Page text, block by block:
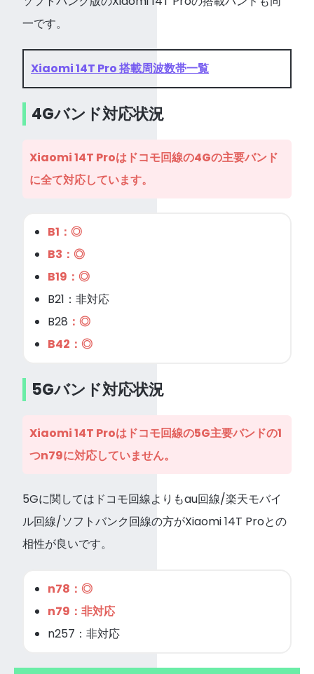
一です。
Xiaomi 14T Pro 搭載周波数帯一覧
4Gバンド対応状況
Xiaomi 14T Proはドコモ回線の4Gの主要バンド
に全て対応しています。
B1：◎
B3：◎
B19：◎
B21：非対応
B28 ：◎
B42：◎
5Gバンド対応状況
Xiaomi 14T Proはドコモ回線の5G主要バンドの1
つn79に対応していません。
5Gに関してはドコモ回線よりもau回線/楽天モバイ
ル回線/ソフトバンク回線の方がXiaomi 14T Proとの
相性が良いです。
n78：◎
n79：非対応
n257：非対応